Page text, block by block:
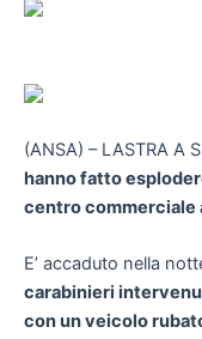
(ANSA) – LASTRA A
hanno fatto
centro commerciale
E’ accaduto nella
carabinieri
con un veicolo